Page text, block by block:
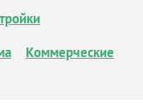
Коммерческие